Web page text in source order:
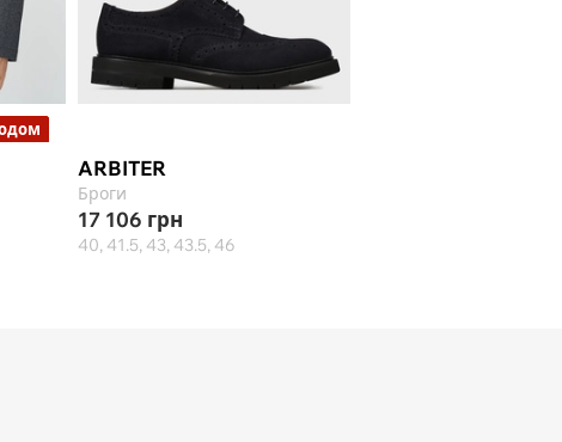
ARBITER
Броги
17 106 грн
40, 41.5, 43, 43.5, 46